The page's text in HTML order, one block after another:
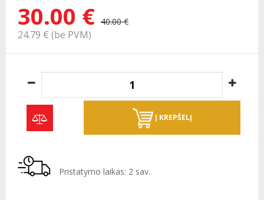
30.00 € 40.00 €
24.79 € (be PVM)
Į KREPŠELĮ
Pristatymo laikas: 2 sav.